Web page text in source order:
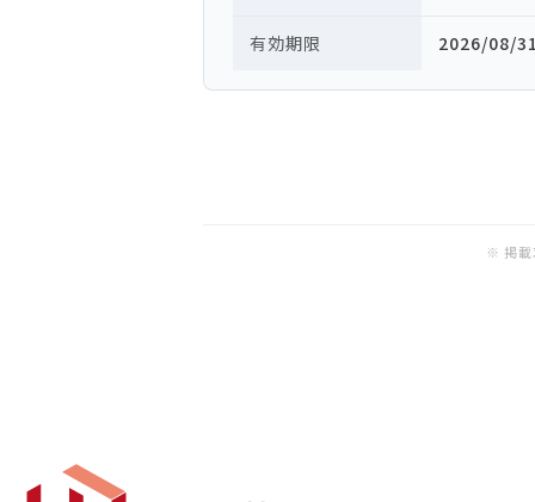
有効期限 2026/08/
※ 掲載